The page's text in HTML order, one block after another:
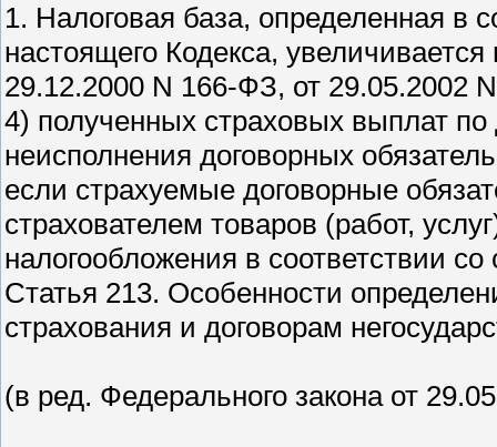
1. Налоговая база, определенная в
настоящего Кодекса,
29.12.2000 N 166-ФЗ, от 29.05.2002
4) полученных страховых выплат по
неисполнения договорных
если страхуемые договорные
страхователем товаров (работ,
налогообложения в соответствии
Статья 213. Особенности
страхования и договорам
(в ред. Федерального закона от